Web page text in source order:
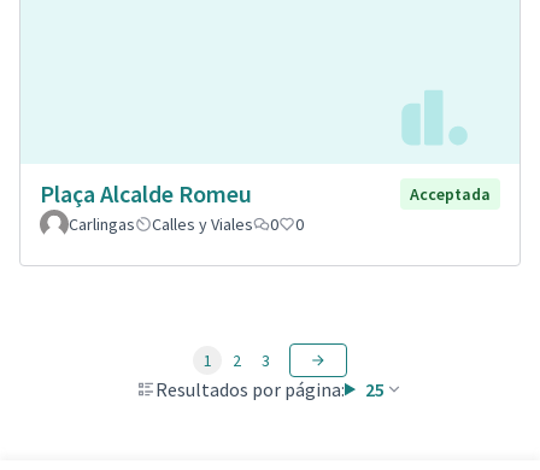
Plaça Alcalde Romeu
Acceptada
Carlingas
Calles y Viales 0 0
Resultados por página: 25
1 2 3